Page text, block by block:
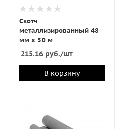
Скотч
металлизированный 48
мм х 50 м
215.16руб./шт
В корзину